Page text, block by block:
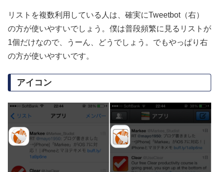
リストを複数利用している人は、確実にTweetbot（右）
の方が使いやすいでしょう。僕は普段頻繁に見るリストが
1個だけなので、うーん、どうでしょう。でもやっぱり右
の方が使いやすいです。
アイコン